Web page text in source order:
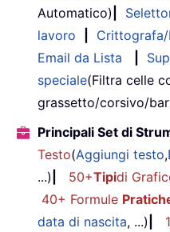
Automatico)
lavoro
Email da Lista
speciale(Filtra celle
grassetto/corsivo/
Principali Set di
Testo(Aggiungi testo,
...)
50+Tipidi
40+ Formule
data di nascita, ...)